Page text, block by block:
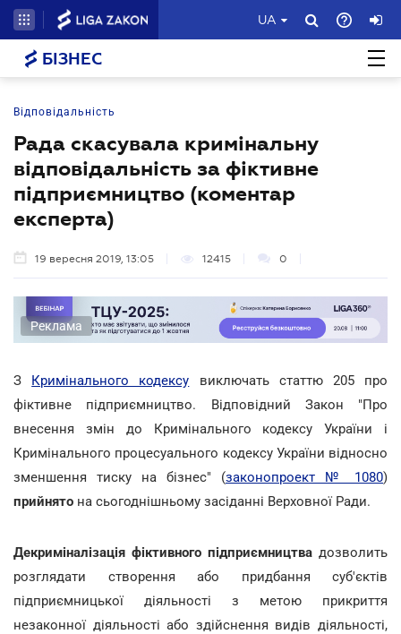
UA
БІЗНЕС
Відповідальність
Рада скасувала кримінальну
відповідальність за фіктивне
підприємництво (коментар
експерта)
19 вересня 2019, 13:05 12415 0
Реклама
З Кримінального кодексу виключать статтю 205 про
фіктивне підприємництво. Відповідний Закон "Про
внесення змін до Кримінального кодексу України і
Кримінального процесуального кодексу України відносно
зменшення тиску на бізнес" (законопроект № 1080)
прийнято на сьогоднішньому засіданні Верховної Ради.
Декриміналізація фіктивного підприємництва дозволить
розглядати створення або придбання суб'єктів
підприємницької діяльності з метою прикриття
незаконної діяльності або здійснення видів діяльності,